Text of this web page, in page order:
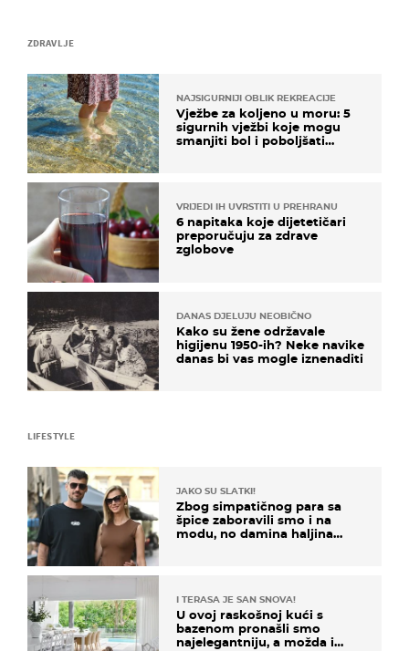
ZDRAVLJE
NAJSIGURNIJI OBLIK REKREACIJE
Vježbe za koljeno u moru: 5
sigurnih vježbi koje mogu
smanjiti bol i poboljšati
VRIJEDI IH UVRSTITI U PREHRANU
6 napitaka koje dijetetičari
preporučuju za zdrave
zglobove
DANAS DJELUJU NEOBIČNO
Kako su žene održavale
higijenu 1950-ih? Neke navike
danas bi vas mogle iznenaditi
LIFESTYLE
JAKO SU SLATKI!
Zbog simpatičnog para sa
špice zaboravili smo i na
modu, no damina haljina
I TERASA JE SAN SNOVA!
U ovoj raskošnoj kući s
bazenom pronašli smo
najelegantniju, a možda i